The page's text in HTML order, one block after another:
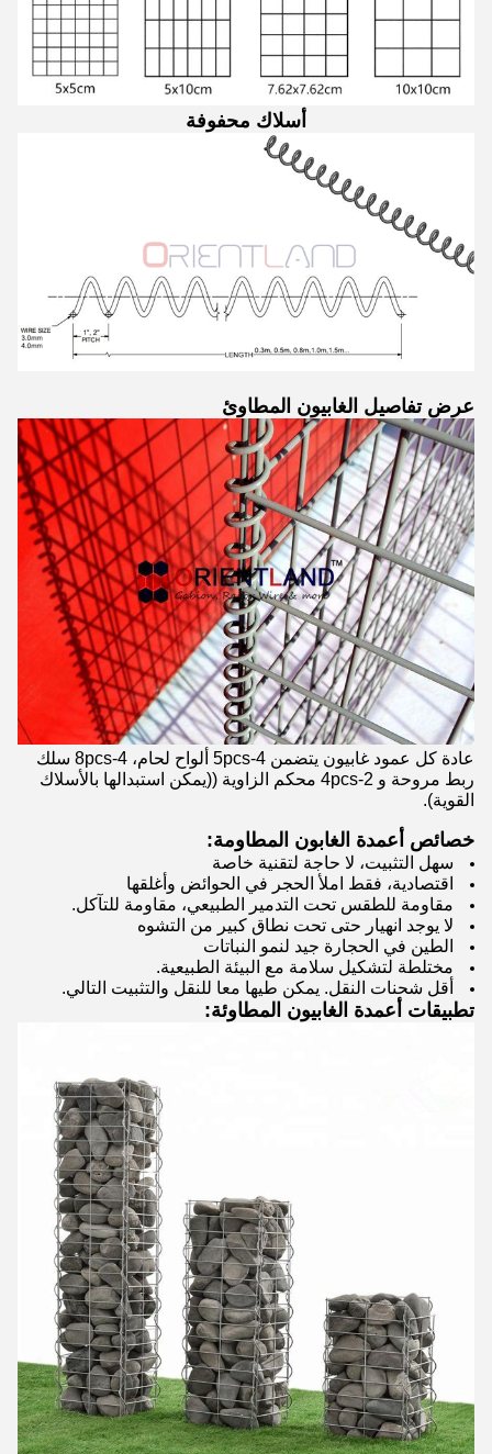
أسلاك محفوفة
عرض تفاصيل الغابيون المطاوئ
عادة كل عمود غابيون يتضمن 4-5pcs ألواح لحام، 4-8pcs سلك
ربط مروحة و 2-4pcs محكم الزاوية ((يمكن استبدالها بالأسلاك
القوية).
خصائص أعمدة الغابون المطاومة:
سهل التثبيت، لا حاجة لتقنية خاصة
اقتصادية، فقط املأ الحجر في الحوائض وأغلقها
مقاومة للطقس تحت التدمير الطبيعي، مقاومة للتآكل.
لا يوجد انهيار حتى تحت نطاق كبير من التشوه
الطين في الحجارة جيد لنمو النباتات
مختلطة لتشكيل سلامة مع البيئة الطبيعية.
أقل شحنات النقل. يمكن طيها معا للنقل والتثبيت التالي.
تطبيقات أعمدة الغابيون المطاوئة: